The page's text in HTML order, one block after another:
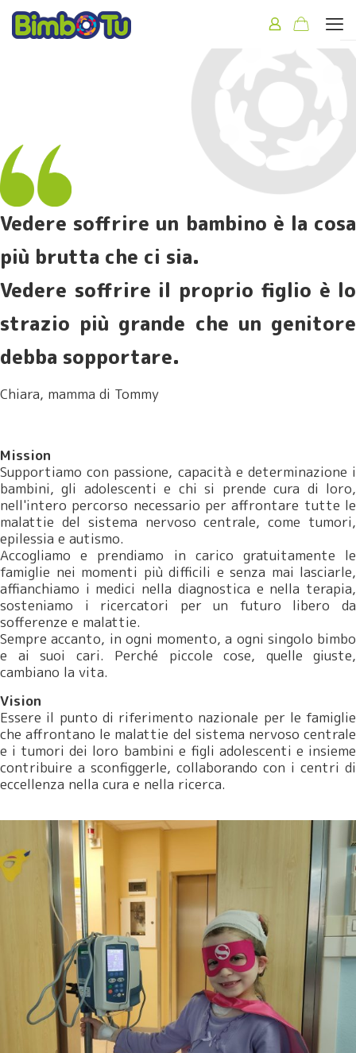
Vedere soffrire un bambino è la cosa
più brutta che ci sia.
Vedere soffrire il proprio figlio è lo
strazio più grande che un genitore
debba sopportare.
Chiara, mamma di Tommy
Mission
Supportiamo con passione, capacità e determinazione i
bambini, gli adolescenti e chi si prende cura di loro,
nell'intero percorso necessario per affrontare tutte le
malattie del sistema nervoso centrale, come tumori,
epilessia e autismo.
Accogliamo e prendiamo in carico gratuitamente le
famiglie nei momenti più difficili e senza mai lasciarle,
affianchiamo i medici nella diagnostica e nella terapia,
sosteniamo i ricercatori per un futuro libero da
sofferenze e malattie.
Sempre accanto, in ogni momento, a ogni singolo bimbo
e ai suoi cari. Perché piccole cose, quelle giuste,
cambiano la vita.
Vision
Essere il punto di riferimento nazionale per le famiglie
che affrontano le malattie del sistema nervoso centrale
e i tumori dei loro bambini e figli adolescenti e insieme
contribuire a sconfiggerle, collaborando con i centri di
eccellenza nella cura e nella ricerca.